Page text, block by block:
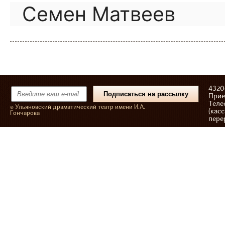
Семен Матвеев
© Ульяновский драматический театр имени И.А.
Гончарова